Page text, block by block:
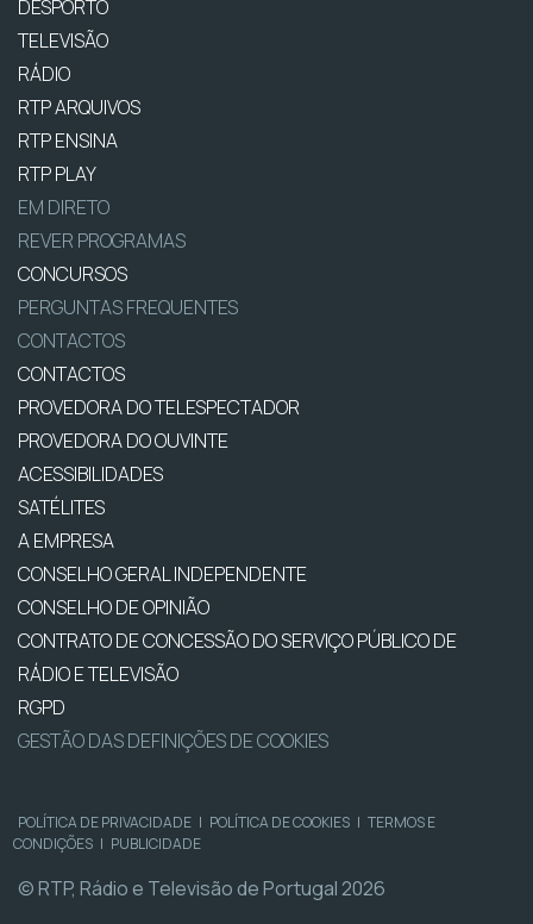
DESPORTO
TELEVISÃO
RÁDIO
RTP ARQUIVOS
RTP ENSINA
RTP PLAY
EM DIRETO
REVER PROGRAMAS
CONCURSOS
PERGUNTAS FREQUENTES
CONTACTOS
CONTACTOS
PROVEDORA DO TELESPECTADOR
PROVEDORA DO OUVINTE
ACESSIBILIDADES
SATÉLITES
A EMPRESA
CONSELHO GERAL INDEPENDENTE
CONSELHO DE OPINIÃO
CONTRATO DE CONCESSÃO DO SERVIÇO PÚBLICO DE
RÁDIO E TELEVISÃO
RGPD
GESTÃO DAS DEFINIÇÕES DE COOKIES
POLÍTICA DE PRIVACIDADE | POLÍTICA DE COOKIES | TERMOS E
CONDIÇÕES | PUBLICIDADE
© RTP, Rádio e Televisão de Portugal 2026